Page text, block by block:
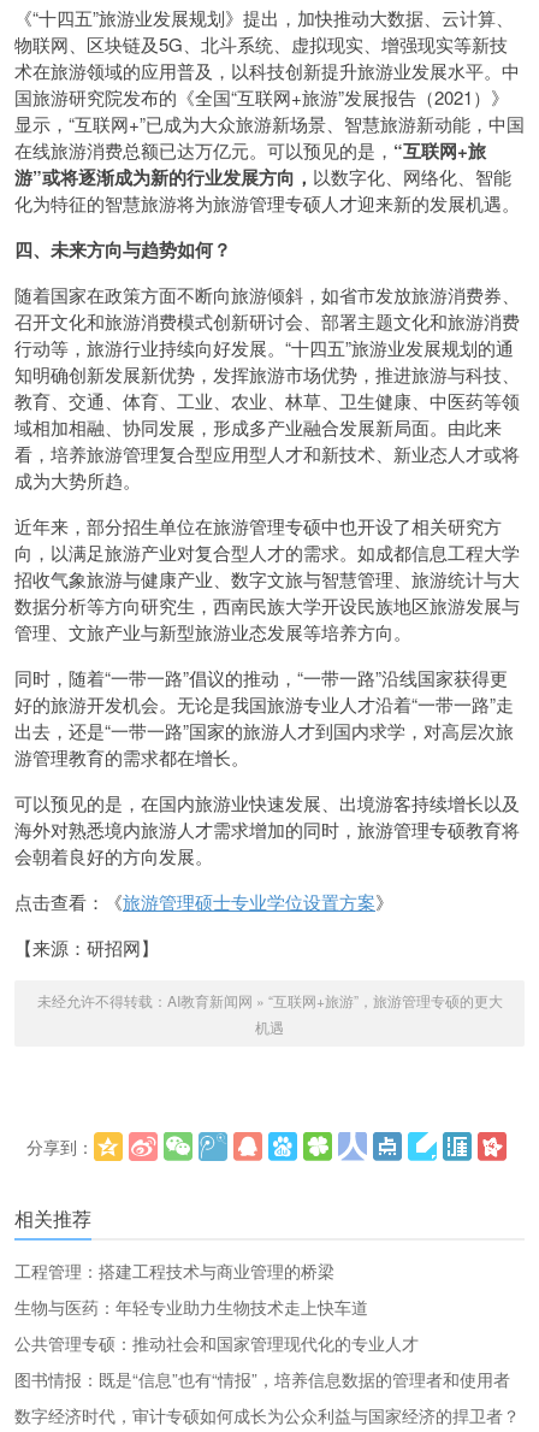
《“十四五”旅游业发展规划》提出，加快推动大数据、云计算、
物联网、区块链及5G、北斗系统、虚拟现实、增强现实等新技
术在旅游领域的应用普及，以科技创新提升旅游业发展水平。中
国旅游研究院发布的《全国“互联网+旅游”发展报告（2021）》
显示，“互联网+”已成为大众旅游新场景、智慧旅游新动能，中国
在线旅游消费总额已达万亿元。可以预见的是， “互联网+旅
游”或将逐渐成为新的行业发展方向， 以数字化、网络化、智能
化为特征的智慧旅游将为旅游管理专硕人才迎来新的发展机遇。
四、未来方向与趋势如何？
随着国家在政策方面不断向旅游倾斜，如省市发放旅游消费券、
召开文化和旅游消费模式创新研讨会、部署主题文化和旅游消费
行动等，旅游行业持续向好发展。“十四五”旅游业发展规划的通
知明确创新发展新优势，发挥旅游市场优势，推进旅游与科技、
教育、交通、体育、工业、农业、林草、卫生健康、中医药等领
域相加相融、协同发展，形成多产业融合发展新局面。由此来
看，培养旅游管理复合型应用型人才和新技术、新业态人才或将
成为大势所趋。
近年来，部分招生单位在旅游管理专硕中也开设了相关研究方
向，以满足旅游产业对复合型人才的需求。如成都信息工程大学
招收气象旅游与健康产业、数字文旅与智慧管理、旅游统计与大
数据分析等方向研究生，西南民族大学开设民族地区旅游发展与
管理、文旅产业与新型旅游业态发展等培养方向。
同时，随着“一带一路”倡议的推动，“一带一路”沿线国家获得更
好的旅游开发机会。无论是我国旅游专业人才沿着“一带一路”走
出去，还是“一带一路”国家的旅游人才到国内求学，对高层次旅
游管理教育的需求都在增长。
可以预见的是，在国内旅游业快速发展、出境游客持续增长以及
海外对熟悉境内旅游人才需求增加的同时，旅游管理专硕教育将
会朝着良好的方向发展。
点击查看：《旅游管理硕士专业学位设置方案》
【来源：研招网】
未经允许不得转载： AI教育新闻网 » “互联网+旅游”，旅游管理专硕的更大
机遇
分享到：
相关推荐
工程管理：搭建工程技术与商业管理的桥梁
生物与医药：年轻专业助力生物技术走上快车道
公共管理专硕：推动社会和国家管理现代化的专业人才
图书情报：既是“信息”也有“情报”，培养信息数据的管理者和使用者
数字经济时代，审计专硕如何成长为公众利益与国家经济的捍卫者？